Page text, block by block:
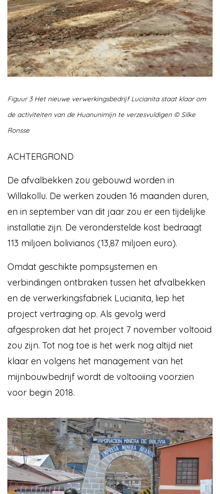
Figuur 3 Het nieuwe verwerkingsbedrijf Lucianita staat klaar om
de activiteiten van de Huanunimijn te verzesvuldigen © Silke
Ronsse
ACHTERGROND
De afvalbekken zou gebouwd worden in
Willakollu. De werken zouden 16 maanden duren,
en in september van dit jaar zou er een tijdelijke
installatie zijn. De veronderstelde kost bedraagt
113 miljoen bolivianos (13,87 miljoen euro).
Omdat geschikte pompsystemen en
verbindingen ontbraken tussen het afvalbekken
en de verwerkingsfabriek Lucianita, liep het
project vertraging op. Als gevolg werd
afgesproken dat het project 7 november voltooid
zou zijn. Tot nog toe is het werk nog altijd niet
klaar en volgens het management van het
mijnbouwbedrijf wordt de voltooiing voorzien
voor begin 2018.